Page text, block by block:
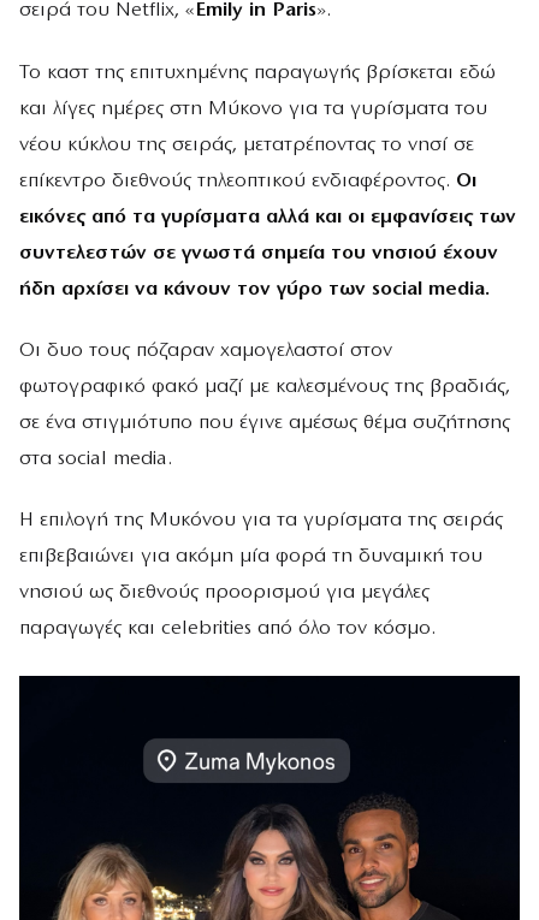
σειρά του Netflix, «Emily in Paris».
Το καστ της επιτυχημένης παραγωγής βρίσκεται εδώ
και λίγες ημέρες στη Μύκονο για τα γυρίσματα του
νέου κύκλου της σειράς, μετατρέποντας το νησί σε
επίκεντρο διεθνούς τηλεοπτικού ενδιαφέροντος. Οι
εικόνες από τα γυρίσματα αλλά και οι εμφανίσεις των
συντελεστών σε γνωστά σημεία του νησιού έχουν
ήδη αρχίσει να κάνουν τον γύρο των social media.
Οι δυο τους πόζαραν χαμογελαστοί στον
φωτογραφικό φακό μαζί με καλεσμένους της βραδιάς,
σε ένα στιγμιότυπο που έγινε αμέσως θέμα συζήτησης
στα social media.
Η επιλογή της Μυκόνου για τα γυρίσματα της σειράς
επιβεβαιώνει για ακόμη μία φορά τη δυναμική του
νησιού ως διεθνούς προορισμού για μεγάλες
παραγωγές και celebrities από όλο τον κόσμο.